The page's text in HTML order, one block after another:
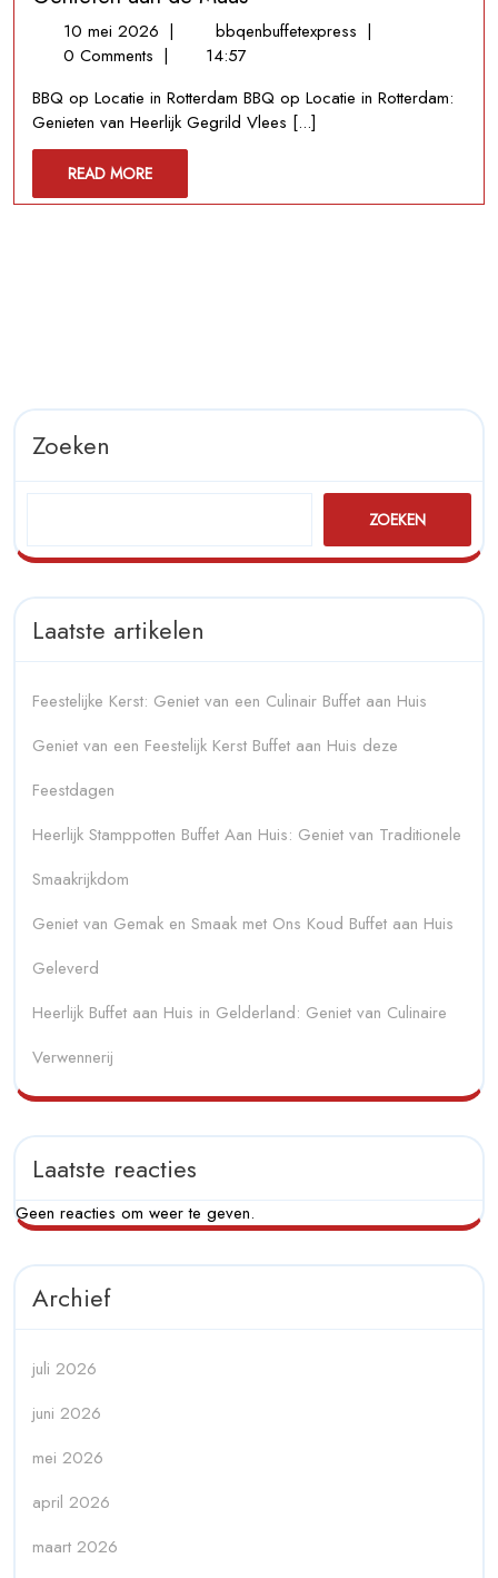
10 mei 2026 10
mei
| bbqenbuffetexpress BBQ
in
aan
|
0 Comments |
14:57
BBQ op Locatie in Rotterdam BBQ op Locatie in Rotterdam:
Genieten van Heerlijk Gegrild Vlees [...]
READ MOREREAD
MORE
Zoeken
ZOEKEN
Laatste artikelen
Feestelijke Kerst: Geniet van een Culinair Buffet aan Huis
Geniet van een Feestelijk Kerst Buffet aan Huis deze
Feestdagen
Heerlijk Stamppotten Buffet Aan Huis: Geniet van Traditionele
Smaakrijkdom
Geniet van Gemak en Smaak met Ons Koud Buffet aan Huis
Geleverd
Heerlijk Buffet aan Huis in Gelderland: Geniet van Culinaire
Verwennerij
Laatste reacties
Geen reacties om weer te geven.
Archief
juli 2026
juni 2026
mei 2026
april 2026
maart 2026